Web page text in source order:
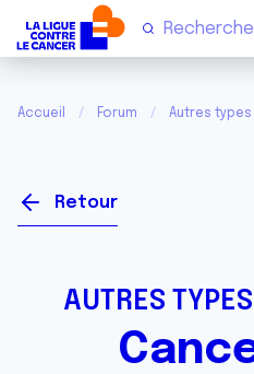
Accueil Forum Autres
Retour
AUTRES